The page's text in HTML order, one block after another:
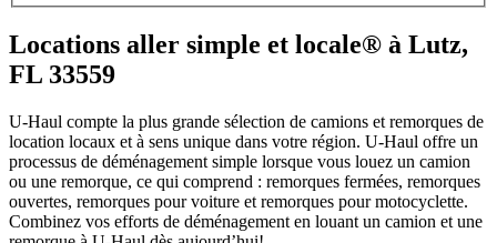
Locations aller simple et locale® à Lutz,
FL 33559
U-Haul compte la plus grande sélection de camions et remorques de
location locaux et à sens unique dans votre région. U-Haul offre un
processus de déménagement simple lorsque vous louez un camion
ou une remorque, ce qui comprend : remorques fermées, remorques
ouvertes, remorques pour voiture et remorques pour motocyclette.
Combinez vos efforts de déménagement en louant un camion et une